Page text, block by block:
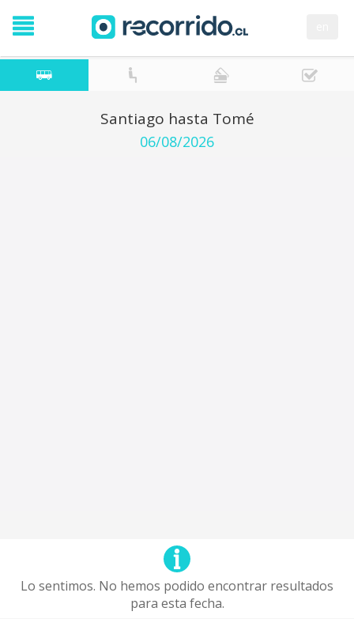
Santiago hasta Tomé
06/08/2026
Lo sentimos. No hemos podido encontrar resultados
para esta fecha.